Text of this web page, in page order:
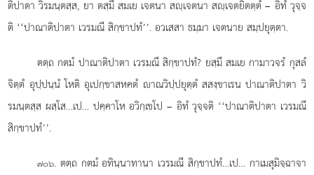
ติปาตา วิรมนฺตสฺส, ยา ตสฺมึ สมเย เจตนา สฺเจตนา สฺเจตยิตตฺตํ – อิทํ วุจฺจ
ติ ‘‘ปาณาติปาตา เวรมณี สิกฺขาปทํ’’. อวเสสา ธมฺมา เจตนาย สมฺปยุตฺตา.
ตตฺถ กตมํ ปาณาติปาตา เวรมณี สิกฺขาปทํ? ยสฺมึ สมเย กามาวจรํ กุสลํ
จิตฺตํ อุปฺปนฺนํ โหติ อุเปกฺขาสหคตํ าณวิปฺปยุตฺตํ สสงฺขาเรน ปาณาติปาตา วิ
รมนฺตสฺส ผสฺโส…เป… ปคฺคาโห อวิกฺเขโป – อิทํ วุจฺจติ ‘‘ปาณาติปาตา เวรมณี
สิกฺขาปทํ’’.
๗๐๖. ตตฺถ กตมํ อทินฺนาทานา เวรมณี สิกฺขาปทํ…เป… กาเมสุมิจฺฉาจา